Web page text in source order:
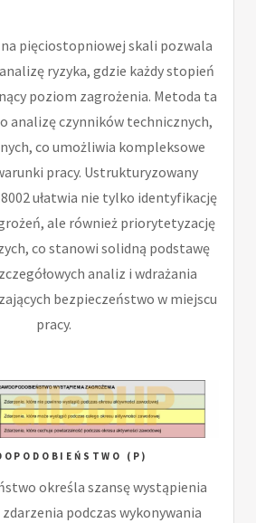
pięciostopniowej skali pozwala
ryzyka, gdzie każdy stopień
poziom zagrożenia. Metoda ta
analizę czynników technicznych,
co umożliwia kompleksowe
pracy. Ustrukturyzowany
ułatwia nie tylko identyfikację
ale również priorytetyzację
co stanowi solidną podstawę
analiz i wdrażania
bezpieczeństwo w miejscu
pracy.
(P)
określa szansę wystąpienia
podczas wykonywania